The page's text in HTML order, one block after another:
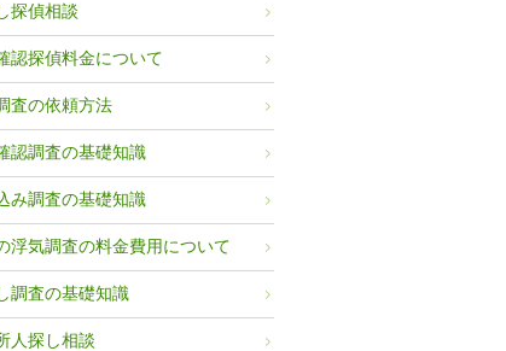
探偵相談
認探偵料金について
査の依頼方法
認調査の基礎知識
み調査の基礎知識
浮気調査の料金費用について
調査の基礎知識
人探し相談